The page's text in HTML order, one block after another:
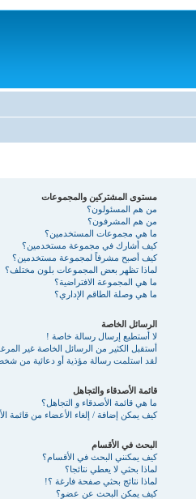
مستوى المشتركين والمجموعات
من هم المسئولون؟
من هم المشرفون؟
ما هي مجموعات المستخدمين؟
كيف أشارك في مجموعة مستخدمين؟
كيف أصبح مشرفاً لمجموعة مستخدمين؟
لماذا تظهر بعض المجموعات بلون مختلف؟
ما هي المجموعة الافتراضية؟
ما هي وصلة الطاقم الإداري؟
الرسائل الخاصة
لا أستطيع إرسال رسالة خاصة !
أستقبل الكثير من الرسائل الخاصة غير
لقد استلمت رسالة مؤذية أو دعائية من
قائمة الأصدقاء والتجاهل
ما هي قائمة الأصدقاء و التجاهل؟
كيف يمكن إضافة / إلغاء الأعضاء من قائمة
البحث في الأقسام
كيف يمكنني البحث في الأقسام؟
لماذا بحثي لا يعطي نتائجا؟
لماذا نتائج بحثي صفحة فارغة ؟!
كيف يمكن البحث عن عضو؟